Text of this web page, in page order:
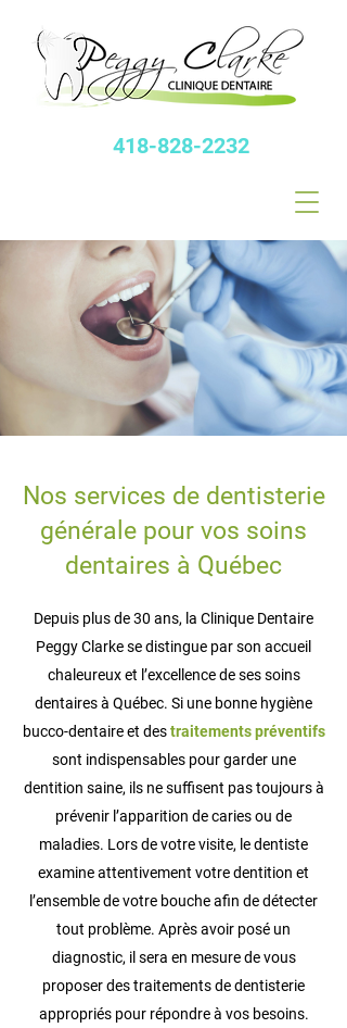
418-828-2232
Nos services de dentisterie
générale pour vos soins
dentaires à Québec
Depuis plus de 30 ans, la Clinique Dentaire
Peggy Clarke se distingue par son accueil
chaleureux et l’excellence de ses soins
dentaires à Québec. Si une bonne hygiène
bucco-dentaire et destraitements préventifs
sont indispensables pour garder une
dentition saine, ils ne suffisent pas toujours à
prévenir l’apparition de caries ou de
maladies. Lors de votre visite, le dentiste
examine attentivement votre dentition et
l’ensemble de votre bouche afin de détecter
tout problème. Après avoir posé un
diagnostic, il sera en mesure de vous
proposer des traitements de dentisterie
appropriés pour répondre à vos besoins.